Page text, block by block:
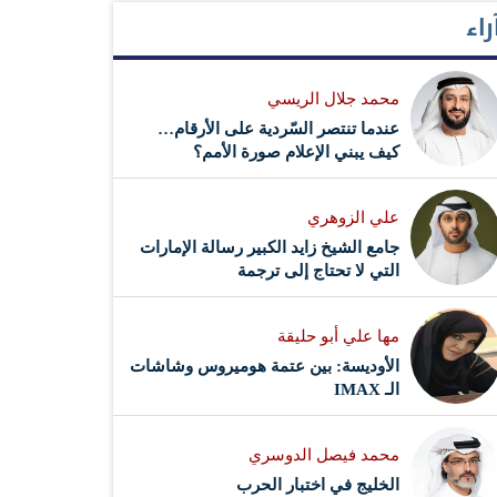
محمد جلال الريسي
عندما تنتصر السّردية على الأرقام…
كيف يبني الإعلام صورة الأمم؟
علي الزوهري
جامع الشيخ زايد الكبير رسالة الإمارات
التي لا تحتاج إلى ترجمة
مها علي أبو حليقة
الأوديسة: بين عتمة هوميروس وشاشات
الـ IMAX
محمد فيصل الدوسري ​
‏الخليج في اختبار الحرب